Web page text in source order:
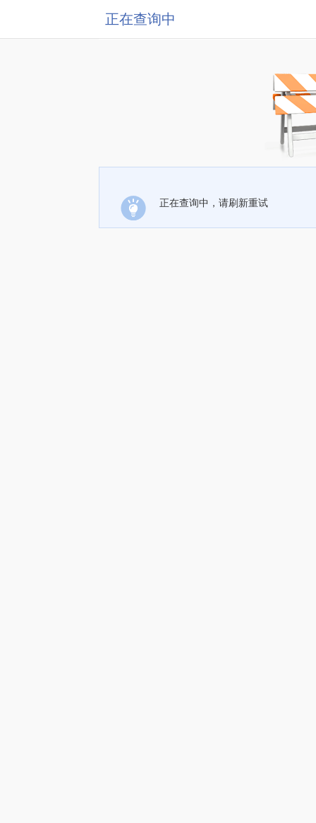
正在查询中
正在查询中，请刷新重试